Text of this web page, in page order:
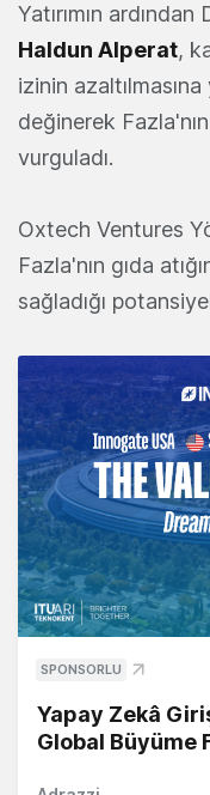
Yatırımın ardından
Haldun Alperat,
izinin
değinerek
vurguladı.
Oxtech Ventures
Fazla'nın gıda
sağladığı
SPONSORLU
Yapay Zekâ
Global Büyüme